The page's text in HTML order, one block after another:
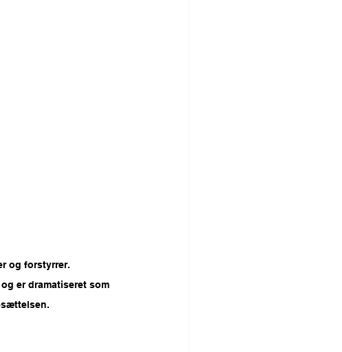
og forstyrrer.
er dramatiseret som